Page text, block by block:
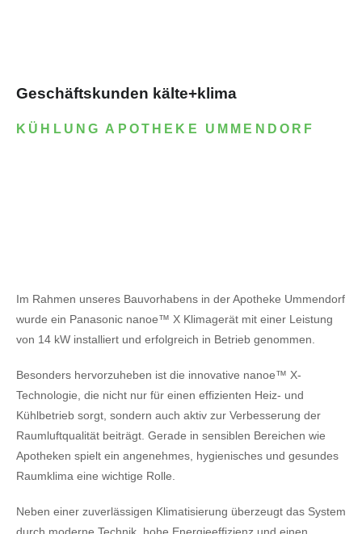
Geschäftskunden kälte+klima
KÜHLUNG APOTHEKE UMMENDORF
Im Rahmen unseres Bauvorhabens in der Apotheke Ummendorf
wurde ein Panasonic nanoe™ X Klimagerät mit einer Leistung
von 14 kW installiert und erfolgreich in Betrieb genommen.
Besonders hervorzuheben ist die innovative nanoe™ X-
Technologie, die nicht nur für einen effizienten Heiz- und
Kühlbetrieb sorgt, sondern auch aktiv zur Verbesserung der
Raumluftqualität beiträgt. Gerade in sensiblen Bereichen wie
Apotheken spielt ein angenehmes, hygienisches und gesundes
Raumklima eine wichtige Rolle.
Neben einer zuverlässigen Klimatisierung überzeugt das System